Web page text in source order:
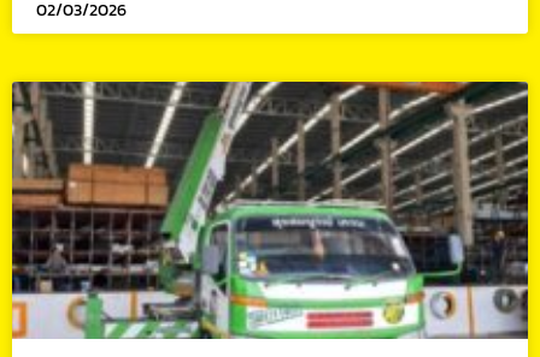
02/03/2026